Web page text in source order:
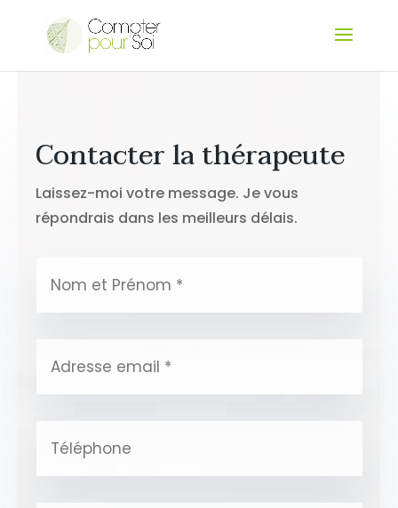
Contacter la thérapeute
Laissez-moi votre message. Je vous
répondrais dans les meilleurs délais.